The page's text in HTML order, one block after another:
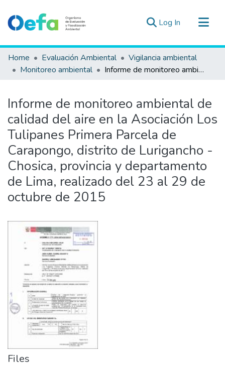
Log In (current)
Communities & Collections
All of DSpace
Estad. Externas
Guias ▾
Home Evaluación Ambiental
Vigilancia ambiental
Monitoreo ambiental
Informe de monitoreo ambiental de calidad del aire en la Asociación Los Tulipanes Primera Parcela de Carapongo, distrito de Lurigancho - Chosica, provincia y departamento de Lima, realizado del 23 al 29 de octubre de 2015
Informe de monitoreo ambiental de
calidad del aire en la Asociación Los
Tulipanes Primera Parcela de
Carapongo, distrito de Lurigancho -
Chosica, provincia y departamento
de Lima, realizado del 23 al 29 de
octubre de 2015
Files